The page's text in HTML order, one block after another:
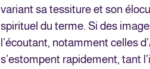
variant sa tessiture et son
spirituel du terme. Si des
l’écoutant, notamment celles
s’estompent rapidement, tant